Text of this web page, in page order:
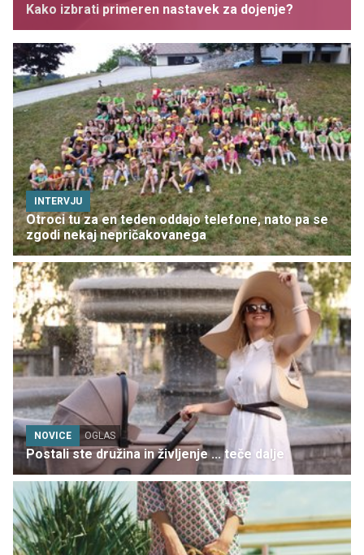
Kako izbrati primeren nastavek za dojenje?
INTERVJU
Otroci tu za en teden oddajo telefone, nato pa se
zgodi nekaj nepričakovanega
NOVICE OGLAS
Postali ste družina in življenje ... teče dalje